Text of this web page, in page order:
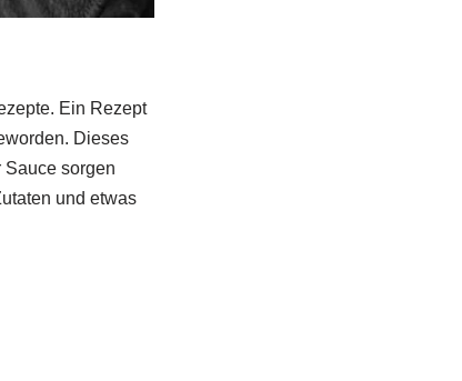
Ein Rezept
Dieses
sorgen
und etwas